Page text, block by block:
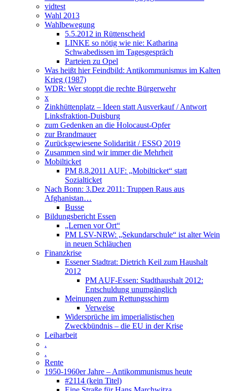
vidtest
Wahl 2013
Wahlbewegung
5.5.2012 in Rüttenscheid
LINKE so nötig wie nie: Katharina
Schwabedissen im Tagesgespräch
Parteien zu Opel
Was heißt hier Feindbild: Antikommunismus im Kalten
Krieg (1987)
WDR: Wer stoppt die rechte Bürgerwehr
x
Zinkhüttenplatz – Ideen statt Ausverkauf / Antwort
Linksfraktion-Duisburg
zum Gedenken an die Holocaust-Opfer
zur Brandmauer
Zurückgewiesene Solidarität / ESSQ 2019
Zusammen sind wir immer die Mehrheit
Mobilticket
PM 8.8.2011 AUF: „Mobilticket“ statt
Sozialticket
Nach Bonn: 3.Dez 2011: Truppen Raus aus
Afghanistan…
Busse
Bildungsbericht Essen
„Lernen vor Ort“
PM LSV-NRW: „Sekundarschule“ ist alter Wein
in neuen Schläuchen
Finanzkrise
Essener Stadtrat: Dietrich Keil zum Haushalt
2012
PM AUF-Essen: Stadthaushalt 2012:
Entschuldung unumgänglich
Meinungen zum Rettungsschirm
Verweise
Widersprüche im imperialistischen
Zweckbündnis – die EU in der Krise
Leiharbeit
.
.
Rente
1950-1960er Jahre – Antikommunismus heute
#2114 (kein Titel)